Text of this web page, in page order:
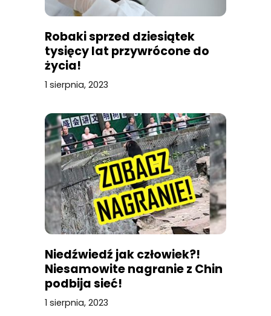
Robaki sprzed dziesiątek
tysięcy lat przywrócone do
życia!
1 sierpnia, 2023
Niedźwiedź jak człowiek?!
Niesamowite nagranie z Chin
podbija sieć!
1 sierpnia, 2023